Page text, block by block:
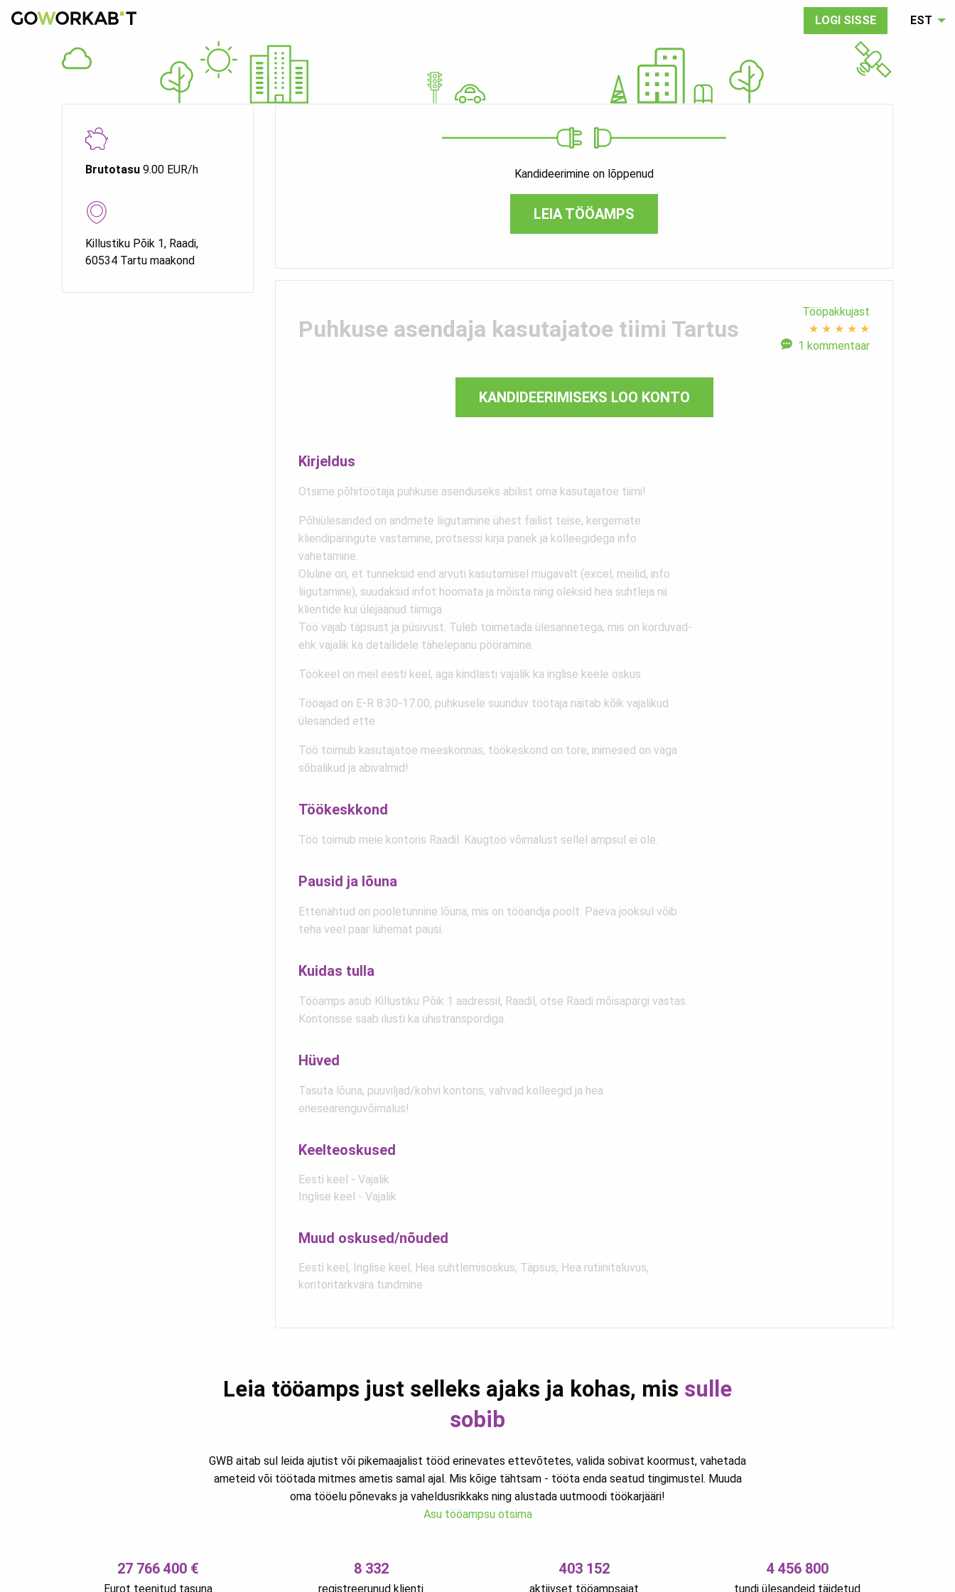
LOGI SISSE EST
Brutotasu 9.00 EUR/h
Killustiku Põik 1, Raadi,
60534 Tartu maakond
Kandideerimine on lõppenud
LEIA TÖÖAMPS
Puhkuse asendaja kasutajatoe tiimi Tartus
Tööpakkujast
★ ★ ★ ★ ★
1 kommentaar
KANDIDEERIMISEKS LOO KONTO
Kirjeldus
Otsime põhitöötaja puhkuse asenduseks abilist oma kasutajatoe tiimi!
Põhiülesanded on andmete liigutamine ühest failist teise, kergemate
kliendipäringute vastamine, protsessi kirja panek ja kolleegidega info
vahetamine.
Oluline on, et tunneksid end arvuti kasutamisel mugavalt (excel, meilid, info
liigutamine), suudaksid infot hoomata ja mõista ning oleksid hea suhtleja nii
klientide kui ülejäänud tiimiga.
Töö vajab täpsust ja püsivust. Tuleb toimetada ülesannetega, mis on korduvad-
ehk vajalik ka detailidele tähelepanu pööramine.
Töökeel on meil eesti keel, aga kindlasti vajalik ka inglise keele oskus
Tööajad on E-R 8:30-17.00, puhkusele suunduv töötaja näitab kõik vajalikud
ülesanded ette.
Töö toimub kasutajatoe meeskonnas, töökeskond on tore, inimesed on väga
sõbalikud ja abivalmid!
Töökeskkond
Töö toimub meie kontoris Raadil. Kaugtöö võimalust sellel ampsul ei ole.
Pausid ja lõuna
Ettenähtud on pooletunnine lõuna, mis on tööandja poolt. Päeva jooksul võib
teha veel paar lühemat pausi.
Kuidas tulla
Tööamps asub Killustiku Põik 1 aadressil, Raadil, otse Raadi mõisapargi vastas.
Kontorisse saab ilusti ka ühistranspordiga.
Hüved
Tasuta lõuna, puuviljad/kohvi kontoris, vahvad kolleegid ja hea
enesearenguvõimalus!
Keelteoskused
Eesti keel - Vajalik
Inglise keel - Vajalik
Muud oskused/nõuded
Eesti keel, Inglise keel, Hea suhtlemisoskus, Täpsus, Hea rutiinitaluvus,
kontoritarkvara tundmine
Leia tööamps just selleks ajaks ja kohas, mis sulle
sobib
GWB aitab sul leida ajutist või pikemaajalist tööd erinevates ettevõtetes, valida sobivat koormust, vahetada
ameteid või töötada mitmes ametis samal ajal. Mis kõige tähtsam - tööta enda seatud tingimustel. Muuda
oma tööelu põnevaks ja vaheldusrikkaks ning alustada uutmoodi töökarjääri!
Asu tööampsu otsima
27 766 400 €
Eurot teenitud tasuna
8 332
registreerunud klienti
403 152
aktiivset tööampsajat
4 456 800
tundi ülesandeid täidetud